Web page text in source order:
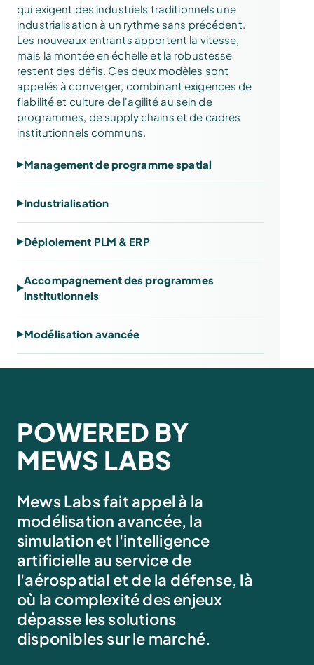
qui exigent des industriels traditionnels une
industrialisation à un rythme sans précédent.
Les nouveaux entrants apportent la vitesse,
mais la montée en échelle et la robustesse
restent des défis. Ces deux modèles sont
appelés à converger, combinant exigences de
fiabilité et culture de l'agilité au sein de
programmes, de supply chains et de cadres
institutionnels communs.
Management de programme spatial
Industrialisation
Déploiement PLM & ERP
Accompagnement des programmes
institutionnels
Modélisation avancée
POWERED BY
MEWS LABS
Mews Labs fait appel à la
modélisation avancée, la
simulation et l'intelligence
artificielle au service de
l'aérospatial et de la défense, là
où la complexité des enjeux
dépasse les solutions
disponibles sur le marché.